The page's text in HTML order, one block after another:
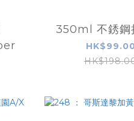
350ml 不銹鋼
HK$99.00